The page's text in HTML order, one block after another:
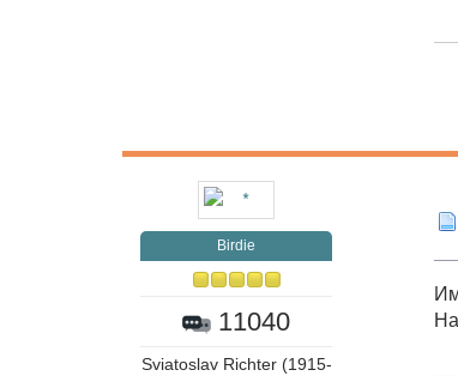
Birdie
11040
Sviatoslav Richter (1915-